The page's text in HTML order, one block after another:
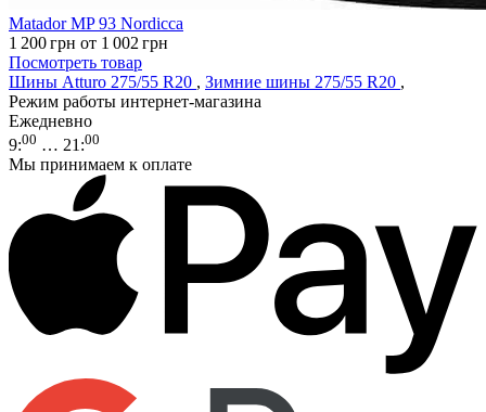
Matador MP 93 Nordicca
1 200грн от 1 002 грн
Посмотреть товар
Шины Atturo 275/55 R20 , Зимние шины 275/55 R20 ,
Режим работы интернет-магазина
Ежедневно
9:00 … 21 :00
Мы принимаем к оплате